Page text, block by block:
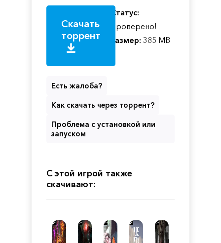
Скачать
торрент
Статус:
Проверено!
Размер: 385 MB
Есть жалоба?
Как скачать через торрент?
Проблема с установкой или
запуском
С этой игрой также
скачивают: